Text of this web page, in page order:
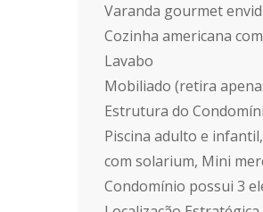
Varanda gourmet
Cozinha americana
Lavabo
Mobiliado (retira
Estrutura do
Piscina adulto e
com solarium, Mini
Condomínio possui 3